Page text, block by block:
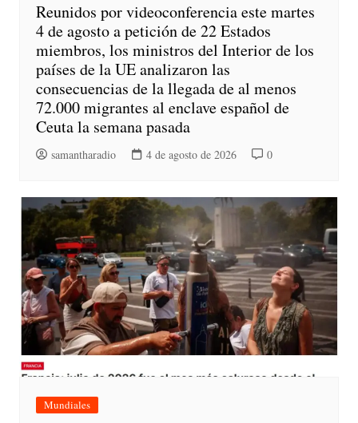
Reunidos por videoconferencia este martes
4 de agosto a petición de 22 Estados
miembros, los ministros del Interior de los
países de la UE analizaron las
consecuencias de la llegada de al menos
72.000 migrantes al enclave español de
Ceuta la semana pasada
samantharadio 4 de agosto de 2026 0
Mundiales